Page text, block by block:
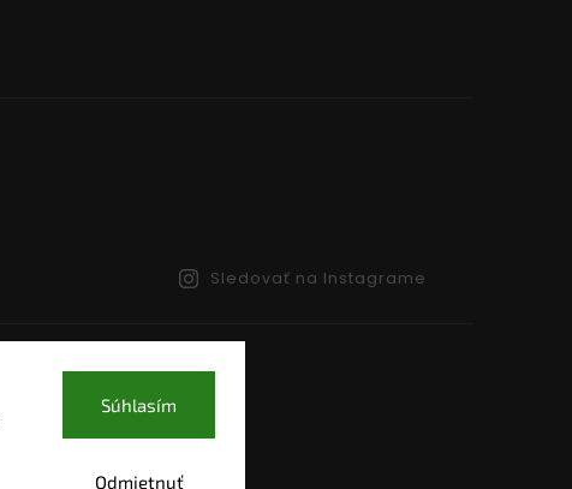
Odmietnuť
Súhlasím
Sledovať na Instagrame